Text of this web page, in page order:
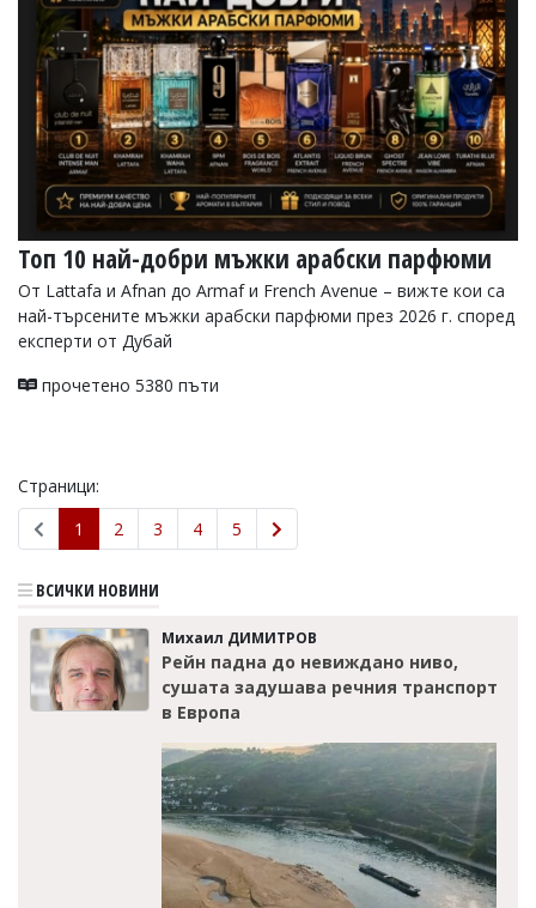
Топ 10 най-добри мъжки арабски парфюми
От Lattafa и Afnan до Armaf и French Avenue – вижте кои са
най-търсените мъжки арабски парфюми през 2026 г. според
експерти от Дубай
прочетено 5380 пъти
Страници:
1
2 3 4 5
ВСИЧКИ НОВИНИ
Михаил ДИМИТРОВ
Рейн падна до невиждано ниво,
сушата задушава речния транспорт
в Европа